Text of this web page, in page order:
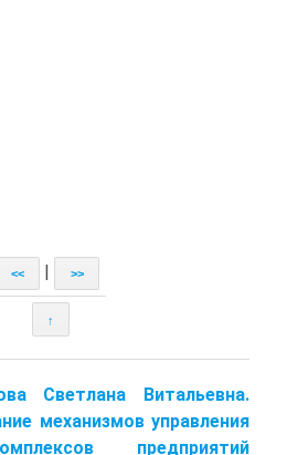
<< >>
↑
Светлана Витальевна.
механизмов управления
предприятий